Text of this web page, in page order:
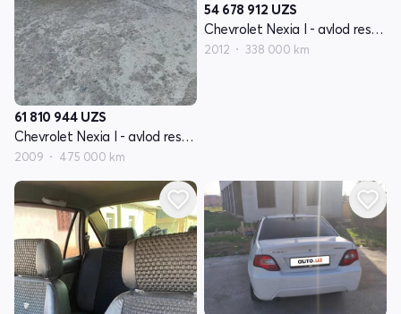
61 810 944 UZS
Chevrolet Nexia I - avlod restayling
2009 475 000 km
54 678 912 UZS
Chevrolet Nexia I - avlod restayling
2012 338 000 km